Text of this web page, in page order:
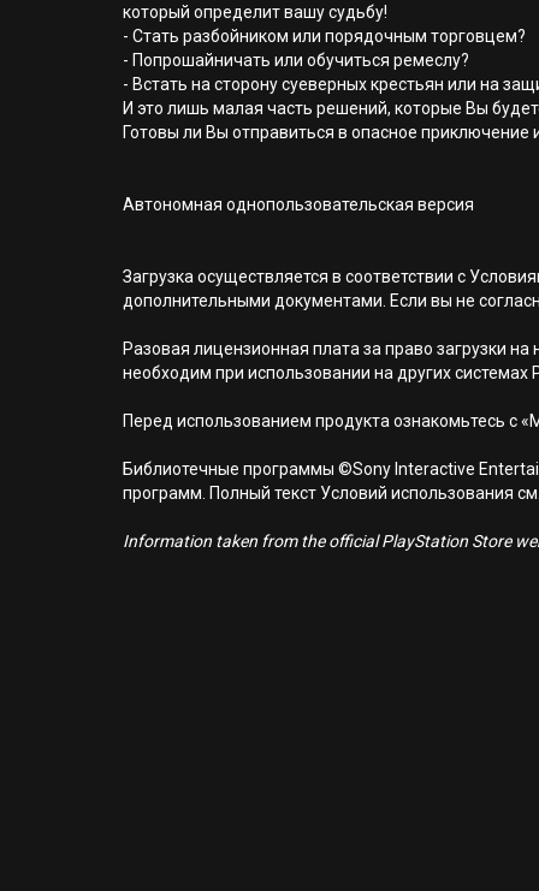
который определит вашу судьбу!
- Стать разбойником или порядочным торговцем?
- Попрошайничать или обучиться ремеслу?
- Встать на сторону суеверных крестьян или на
И это лишь малая часть решений, которые Вы
Готовы ли Вы отправиться в опасное приключение
Автономная однопользовательская версия
Загрузка осуществляется в соответствии с
дополнительными документами. Если вы не
Разовая лицензионная плата за право загрузки
необходим при использовании на других системах
Перед использованием продукта ознакомьтесь с
Библиотечные программы ©Sony Interactive
программ. Полный текст Условий использования
Information taken from the official PlayStation Store